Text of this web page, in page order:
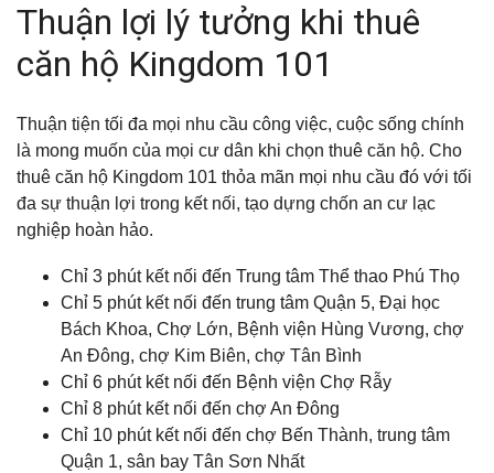
Thuận lợi lý tưởng khi thuê
căn hộ Kingdom 101
Thuận tiện tối đa mọi nhu cầu công việc, cuộc sống chính
là mong muốn của mọi cư dân khi chọn thuê căn hộ. Cho
thuê căn hộ Kingdom 101 thỏa mãn mọi nhu cầu đó với tối
đa sự thuận lợi trong kết nối, tạo dựng chốn an cư lạc
nghiệp hoàn hảo.
Chỉ 3 phút kết nối đến Trung tâm Thể thao Phú Thọ
Chỉ 5 phút kết nối đến trung tâm Quận 5, Đại học
Bách Khoa, Chợ Lớn, Bệnh viện Hùng Vương, chợ
An Đông, chợ Kim Biên, chợ Tân Bình
Chỉ 6 phút kết nối đến Bệnh viện Chợ Rẫy
Chỉ 8 phút kết nối đến chợ An Đông
Chỉ 10 phút kết nối đến chợ Bến Thành, trung tâm
Quận 1, sân bay Tân Sơn Nhất